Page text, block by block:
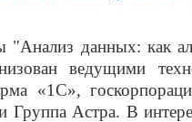
"Анализ данных: как
ведущими
«1С»,
Астра. В